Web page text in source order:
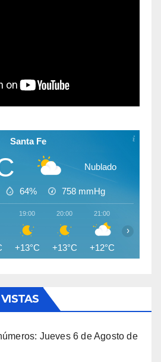
Santa Fe
Nublado
64% 758 mmHg
19:00
+13°C
20:00
+13°C
21:00
+12°C
›
Jueves 6 de Agosto de